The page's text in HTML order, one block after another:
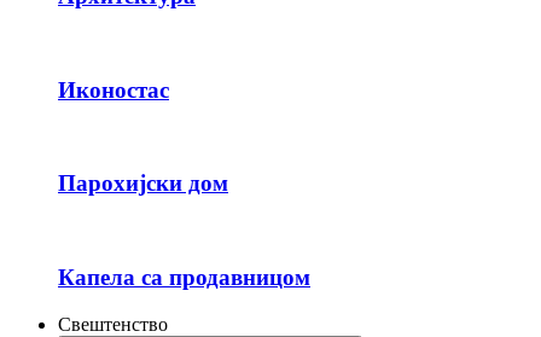
Иконостас
Парохијски дом
Капела са продавницом
Свештенство